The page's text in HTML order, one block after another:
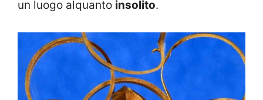
un luogo alquanto insolito.